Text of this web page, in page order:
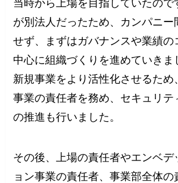
当時から上場を目指していたので
が別法人だったため、カンパニー
せず、まずはガバナンスや業績の
中心に組織づくりを進めていきま
新規事業をより活性化させるため
事業の責任者を務め、セキュリテ
の推進も行いました。
その後、上場の責任者やエンベデ
ョン事業の責任者、事業部全体の